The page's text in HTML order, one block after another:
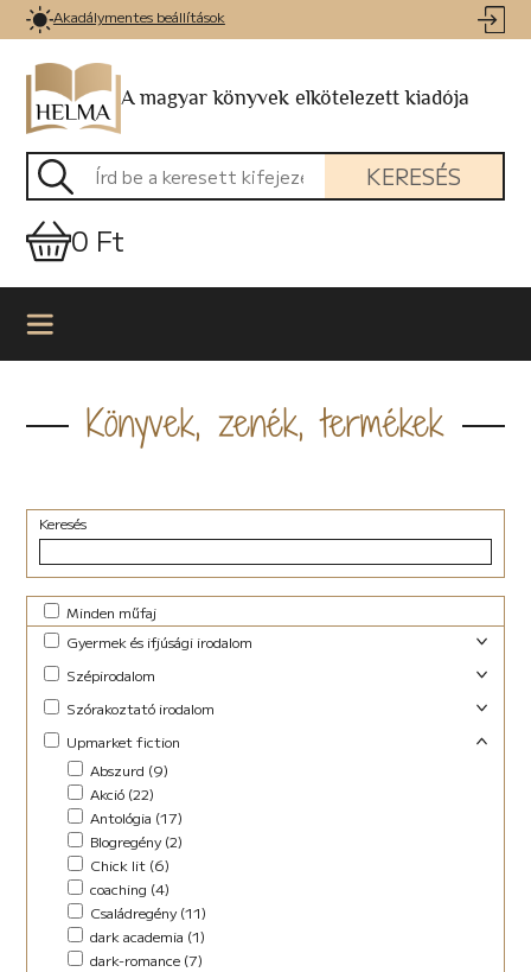
Akadálymentes beállítások
A magyar könyvek elkötelezett kiadója
KERESÉS
0 Ft
Könyvek, zenék, termékek
Keresés
Minden műfaj
Gyermek és ifjúsági irodalom
Foglalkoztató (29)
Ifjúsági (Young Adult) (47)
Lányregény (7)
Mese (141)
New Adult (9)
Novella (4)
Vers (27)
Szépirodalom
Családregény (3)
Novella (10)
Regény (13)
Szociodráma (2)
Vers (36)
Szórakoztató irodalom
Akció (13)
Chick lit (4)
coaching (1)
Családregény (8)
Dark Fantasy (1)
Disztópia (4)
Életrajz (7)
Erotikus (14)
Ezotéria/Horoszkóp (3)
Upmarket fiction
Abszurd (9)
Akció (22)
Antológia (17)
Blogregény (2)
Chick lit (6)
coaching (4)
Családregény (11)
dark academia (1)
dark-romance (7)